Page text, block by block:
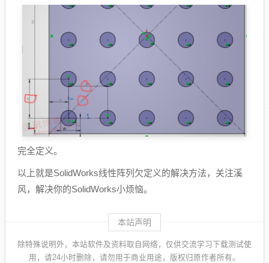
完全定义。
以上就是SolidWorks线性阵列欠定义的解决方法，关注溪
风，解决你的SolidWorks小烦恼。
本站声明
除特殊说明外，本站软件及资料取自网络，仅供交流学习下载测试使
用，请24小时删除，请勿用于商业用途，版权归原作者所有。